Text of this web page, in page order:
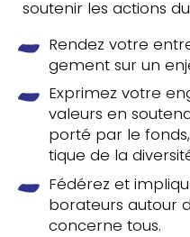
sou­te­nir les actions
Rendez votre
ge­ment sur un
Expri­mez votre
valeurs en
porté par le
tique de la
Fédérez et
bo­ra­teurs autour
concerne tous.